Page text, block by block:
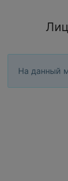
На данный